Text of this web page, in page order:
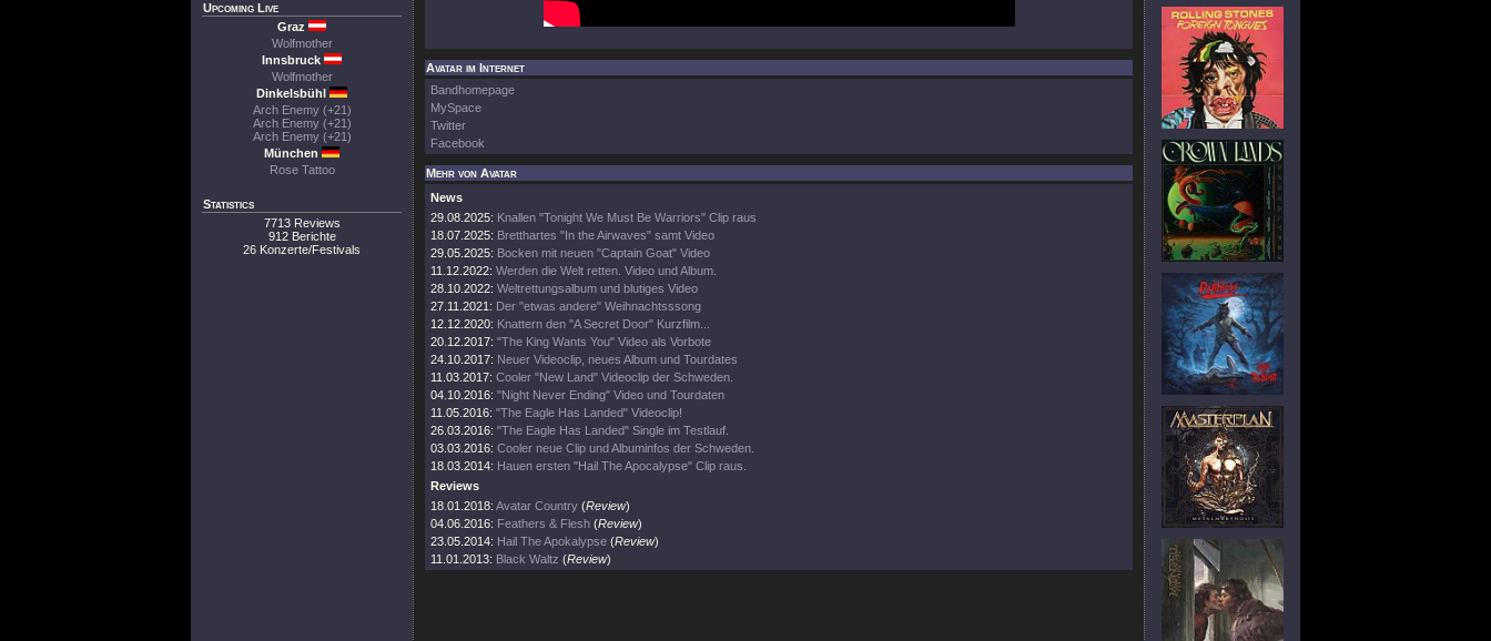
Upcoming Live
Graz
Wolfmother
Innsbruck
Wolfmother
Dinkelsbühl
Arch Enemy (+21)
Arch Enemy (+21)
Arch Enemy (+21)
München
Rose Tattoo
Statistics
7713 Reviews
912 Berichte
26 Konzerte/Festivals
Avatar im Internet
Bandhomepage
MySpace
Twitter
Facebook
Mehr von Avatar
News
29.08.2025: Knallen "Tonight We Must Be Warriors" Clip raus
18.07.2025: Bretthartes "In the Airwaves" samt Video
29.05.2025: Bocken mit neuen "Captain Goat" Video
11.12.2022: Werden die Welt retten. Video und Album.
28.10.2022: Weltrettungsalbum und blutiges Video
27.11.2021: Der "etwas andere" Weihnachtsssong
12.12.2020: Knattern den "A Secret Door" Kurzfilm...
20.12.2017: "The King Wants You" Video als Vorbote
24.10.2017: Neuer Videoclip, neues Album und Tourdates
11.03.2017: Cooler "New Land" Videoclip der Schweden.
04.10.2016: "Night Never Ending" Video und Tourdaten
11.05.2016: "The Eagle Has Landed" Videoclip!
26.03.2016: "The Eagle Has Landed" Single im Testlauf.
03.03.2016: Cooler neue Clip und Albuminfos der Schweden.
18.03.2014: Hauen ersten "Hail The Apocalypse" Clip raus.
Reviews
18.01.2018: Avatar Country (Review)
04.06.2016: Feathers & Flesh (Review)
23.05.2014: Hail The Apokalypse (Review)
11.01.2013: Black Waltz (Review)